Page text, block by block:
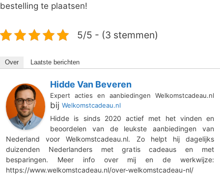
bestelling te plaatsen!
5/5 - (3 stemmen)
Over Laatste berichten
Hidde Van Beveren
Expert acties en aanbiedingen Welkomstcadeau.nl
bij Welkomstcadeau.nl
Hidde is sinds 2020 actief met het vinden en
beoordelen van de leukste aanbiedingen van
Nederland voor Welkomstcadeau.nl. Zo helpt hij dagelijks
duizenden Nederlanders met gratis cadeaus en met
besparingen. Meer info over mij en de werkwijze:
https://www.welkomstcadeau.nl/over-welkomstcadeau-nl/